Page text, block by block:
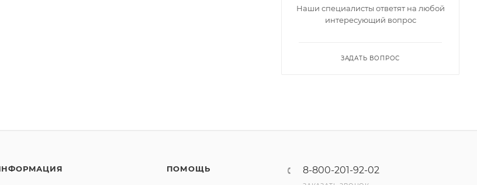
Наши специалисты ответят на любой
интересующий вопрос
ЗАДАТЬ ВОПРОС
ПОМОЩЬ 8-800-201-92-02